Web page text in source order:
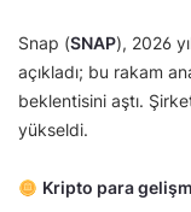
Snap (SNAP), 2026
açıkladı; bu rakam
beklentisini aştı.
yükseldi.
Kripto para